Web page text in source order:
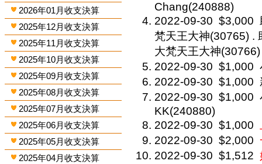
2026年01月收支決算
2025年12月收支決算
2025年11月收支決算
2025年10月收支決算
2025年09月收支決算
2025年08月收支決算
2025年07月收支決算
2025年06月收支決算
2025年05月收支決算
2025年04月收支決算
Chang(240888)
2022-09-30 $3,000
梵天王大神(30765) .
大梵天王大神(30766)
2022-09-30 $1,000
2022-09-30 $1,000
2022-09-30 $1,000
KK(240880)
2022-09-30 $1,000
2022-09-30 $2,000
2022-09-30 $1,512